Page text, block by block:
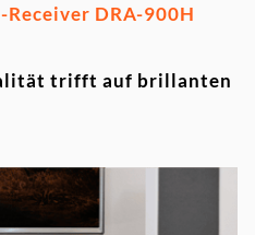
DRA-900H
trifft auf brillanten